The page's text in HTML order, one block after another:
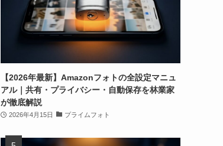
【2026年最新】Amazonフォトの全設定マニュ
アル｜共有・プライバシー・自動保存を林業家
が徹底解説
2026年4月15日 プライムフォト